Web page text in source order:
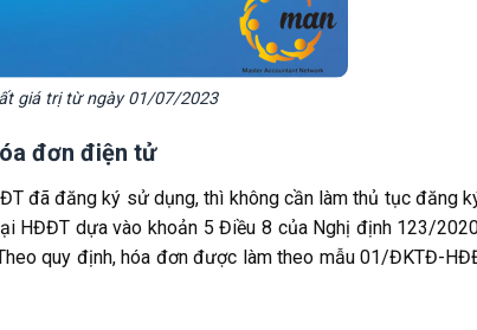
giá trị từ ngày 01/07/2023
đơn điện tử
đã đăng ký sử dụng, thì không cần làm thủ tục đăng
HĐĐT dựa vào khoản 5 Điều 8 của Nghị định 123/
quy định, hóa đơn được làm theo mẫu 01/ĐKTĐ-